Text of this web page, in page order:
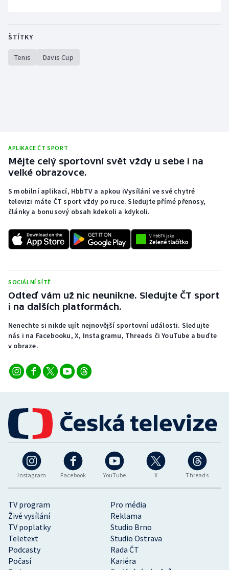
ŠTÍTKY
Tenis Davis Cup
APLIKACE ČT SPORT
Mějte celý sportovní svět vždy u sebe i na
velké obrazovce.
S mobilní aplikací, HbbTV a apkou iVysílání ve své chytré
televizi máte ČT sport vždy po ruce. Sledujte přímé přenosy,
články a bonusový obsah kdekoli a kdykoli.
SOCIÁLNÍ SÍTĚ
Odteď vám už nic neunikne. Sledujte ČT sport
i na dalších platformách.
Nenechte si nikde ujít nejnovější sportovní události. Sledujte
nás i na Facebooku, X, Instagramu, Threads či YouTube a buďte
v obraze.
Instagram Facebook YouTube X Threads
TV program
Pro média
Živé vysílání
Reklama
TV poplatky
Studio Brno
Teletext
Studio Ostrava
Podcasty
Rada ČT
Počasí
Kariéra